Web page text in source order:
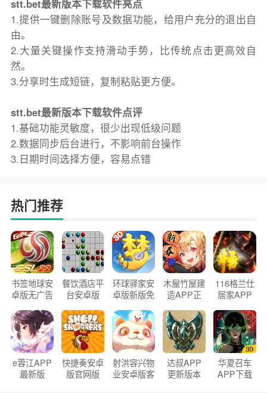
stt.bet最新版本下载软件亮点
1.提供一键删除账号及数据功能，给用户充分的退出自
由。
2.大量关键操作支持滑动手势，比传统点击更高效自
然。
3.分享时生成短链，复制粘贴更方便。
stt.bet最新版本下载软件点评
1.基础功能灵敏度，很少出现低级问题
2.数据同步后台进行，不影响前台操作
3.日期时间选择方便，容易点错
热门推荐
书签地球安
卓版无广告
餐饮酒店平
台安卓版
环球驿家安
卓版新版免
木屋竹屋建
造APP正
116格兰仕
居家APP
e蓉江APP
最新版
快捷奏安卓
版官网版
射洪容兴物
业安卓版客
达叔APP
更新版本
华夏召车
APP下载